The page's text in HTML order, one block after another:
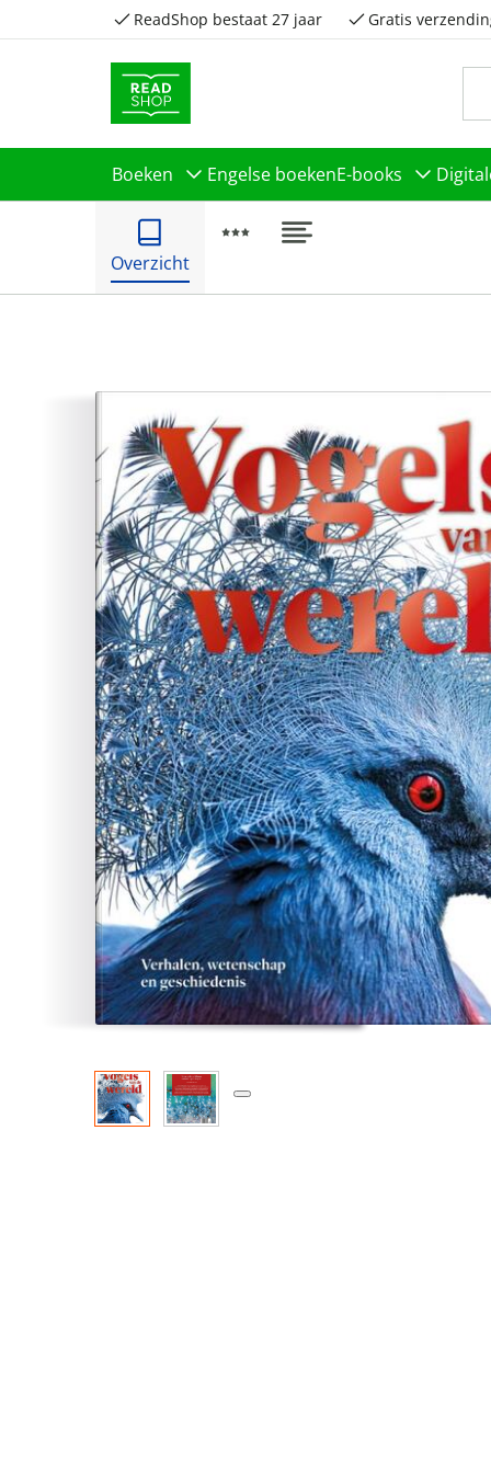
ReadShop bestaat 27 jaar Gratis
Boeken Engelse boekenE-books
Overzicht